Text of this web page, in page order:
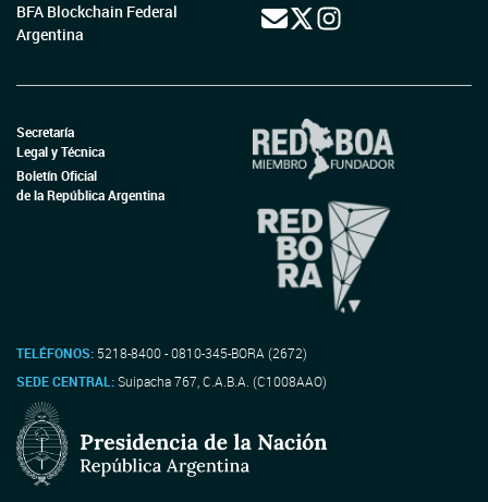
BFA Blockchain Federal
Argentina
Secretaría
Legal y Técnica
Boletín Oficial
de la República Argentina
TELÉFONOS: 5218-8400 - 0810-345-BORA (2672)
SEDE CENTRAL:Suipacha 767, C.A.B.A. (C1008AAO)